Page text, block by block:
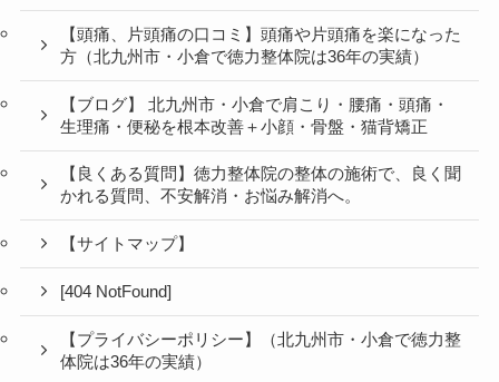
【頭痛、片頭痛の口コミ】頭痛や片頭痛を楽になった
方（北九州市・小倉で徳力整体院は36年の実績）
【ブログ】 北九州市・小倉で肩こり・腰痛・頭痛・
生理痛・便秘を根本改善＋小顔・骨盤・猫背矯正
【良くある質問】徳力整体院の整体の施術で、良く聞
かれる質問、不安解消・お悩み解消へ。
【サイトマップ】
[404 NotFound]
【プライバシーポリシー】（北九州市・小倉で徳力整
体院は36年の実績）